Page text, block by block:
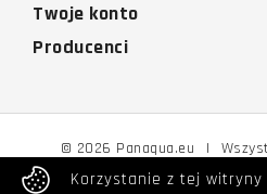
Twoje konto
Producenci
© 2026 Panaqua.eu |
Korzystanie z tej witryny